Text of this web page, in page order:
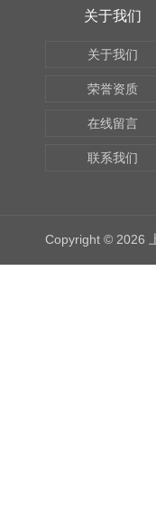
关于我们
关于我们
荣誉资质
在线留言
联系我们
Copyright © 2026